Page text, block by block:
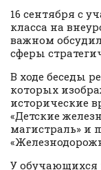
16 сентября с
класса на
важном
сферы
В ходе беседы
которых
исторические
«Детские
магистраль» и
У обучающихся